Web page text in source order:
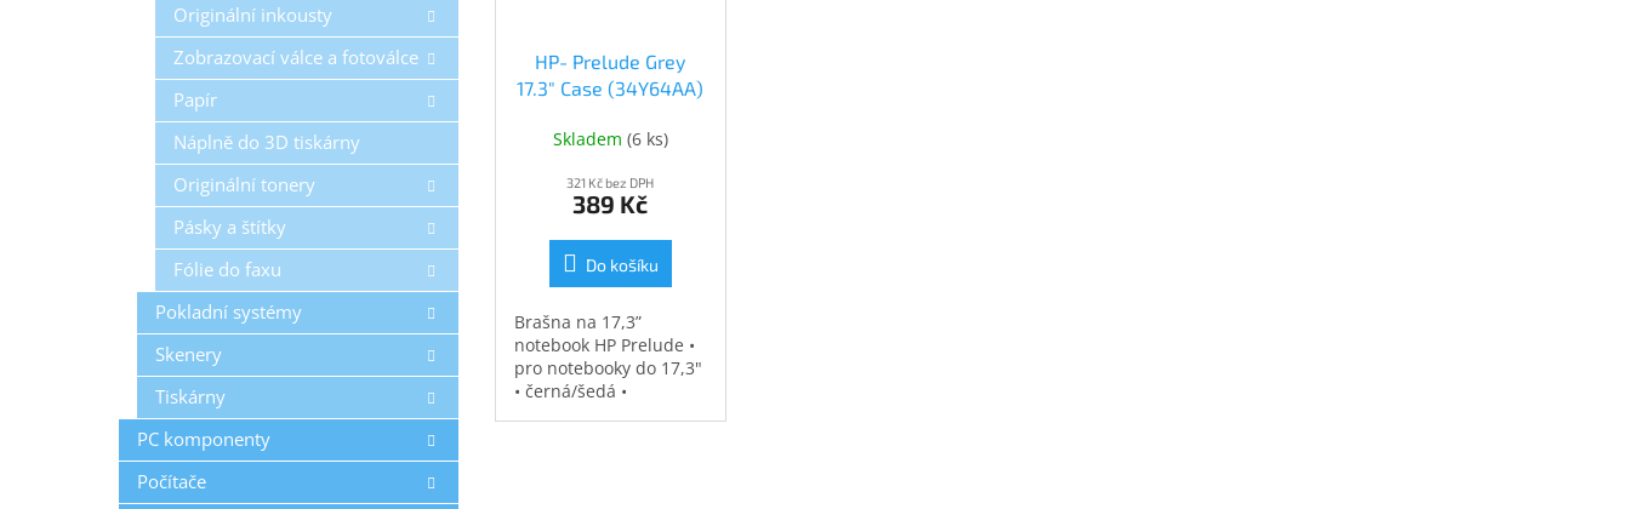
Originální inkousty
Zobrazovací válce a fotoválce
Papír
Náplně do 3D tiskárny
Originální tonery
Pásky a štítky
Fólie do faxu
Pokladní systémy
Skenery
Tiskárny
PC komponenty
Počítače
HP- Prelude Grey
17.3" Case (34Y64AA)
Skladem (6 ks)
321 Kč bez DPH
389 Kč
Do košíku
Brašna na 17,3”
notebook HP Prelude •
pro notebooky do 17,3"
• černá/šedá •